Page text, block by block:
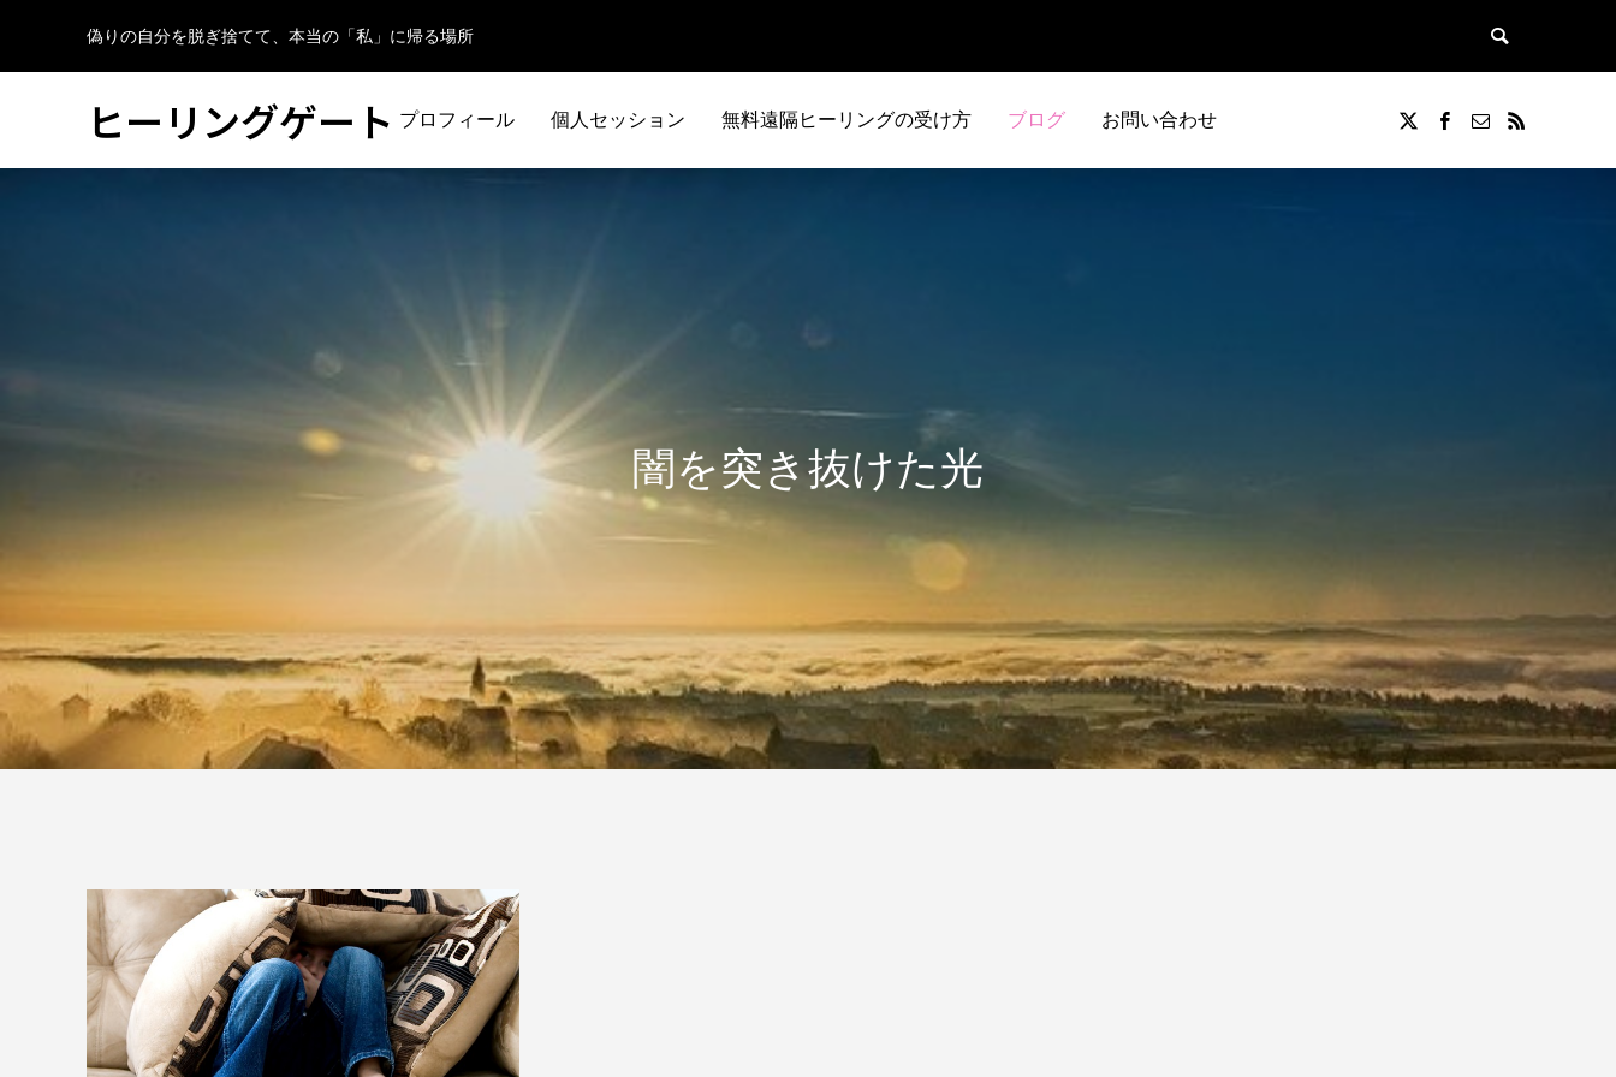
偽りの自分を脱ぎ捨てて、本当の「私」に帰る場所
ヒーリングゲート プロフィール 個人セッション 無料遠隔ヒーリングの受け方 ブログ お問い合わせ
闇を突き抜けた光